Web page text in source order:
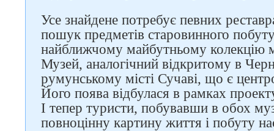
Усе знайдене потребує певних
пошук предметів старовинного
найближчому майбутньому колекцію
Музей, аналогічний відкритому в
румунському місті Сучаві, що є
Його поява відбулася в рамках
І тепер туристи, побувавши в обох
повноцінну картину життя і побуту